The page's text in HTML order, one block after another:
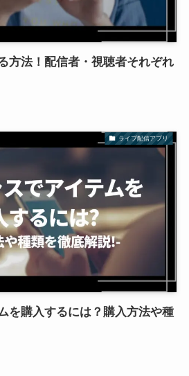
方法！配信者・視聴者それぞれ
ライブ配信アプリ
を購入するには？購入方法や種